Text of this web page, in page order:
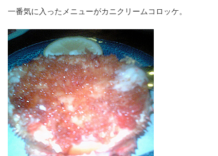
一番気に入ったメニューがカニクリームコロッケ。